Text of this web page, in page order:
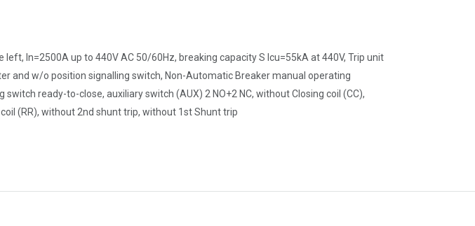
In=2500A up to 440V AC 50/60Hz, breaking capacity S Icu=55kA at 440V, Trip unit
and w/o position signalling switch, Non-Automatic Breaker manual operating
ready-to-close, auxiliary switch (AUX) 2 NO+2 NC, without Closing coil (CC),
(RR), without 2nd shunt trip, without 1st Shunt trip